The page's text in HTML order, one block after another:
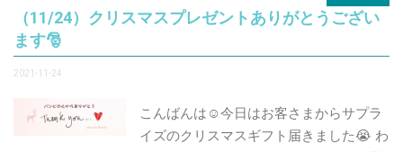
（11/24）クリスマスプレゼントありがとうござい
ます🎅
2021-11-24
こんばんは☺️今日はお客さまからサプラ
イズのクリスマスギフト届きました😭 わ